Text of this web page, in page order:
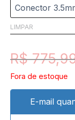
LIMPAR
R$
Fora de estoque
E-mail